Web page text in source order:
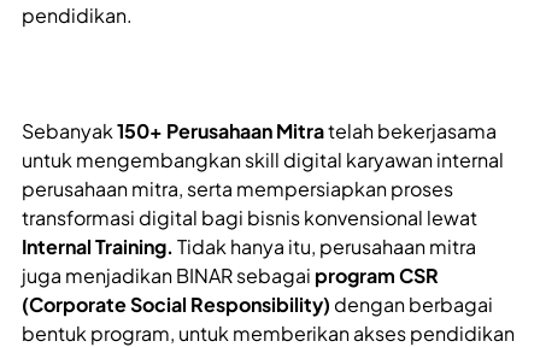
pendidikan.
Sebanyak150+ Perusahaan Mitratelah bekerjasama
untuk mengembangkan skill digital karyawan internal
perusahaan mitra, serta mempersiapkan proses
transformasi digital bagi bisnis konvensional lewat
Internal Training. Tidak hanya itu, perusahaan mitra
juga menjadikan BINAR sebagai program CSR
(Corporate Social Responsibility) dengan berbagai
bentuk program, untuk memberikan akses pendidikan